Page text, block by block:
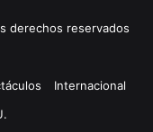
derechos reservados
Internacional